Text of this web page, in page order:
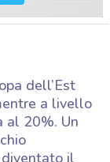
dell’Est
a livello
al 20%. Un
diventato il